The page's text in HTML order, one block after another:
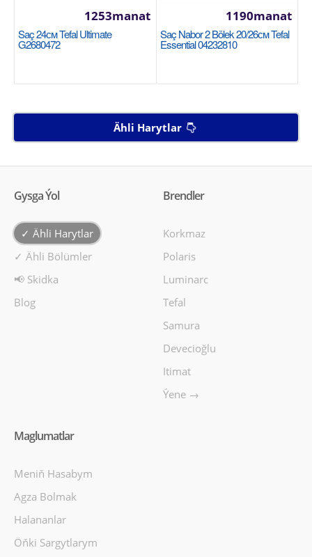
Saç 24см Tefal Ultimate
G2680472
1253manat
Saç Nabor 2 Bölek 20/26см Tefal
Essential 04232810
1190manat
Ähli Harytlar
Gysga Ýol
✓ Ähli Harytlar
✓ Ähli Bölümler
📢 Skidka
Blog
Brendler
Korkmaz
Polaris
Luminarc
Tefal
Samura
Devecioğlu
Itimat
Ýene →
Maglumatlar
Meniň Hasabym
Agza Bolmak
Halananlar
Öňki Sargytlarym